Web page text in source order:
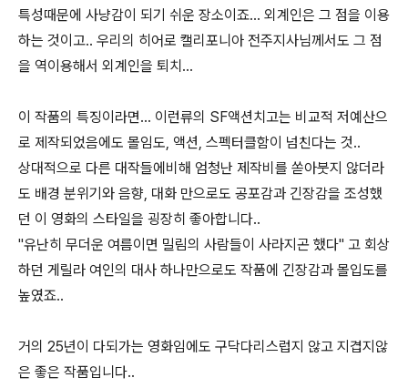
특성때문에 사냥감이 되기 쉬운 장소이죠... 외계인은 그 점을 이용
하는 것이고.. 우리의 히어로 캘리포니아 전주지사님께서도 그 점
을 역이용해서 외계인을 퇴치...
이 작품의 특징이라면... 이런류의 SF액션치고는 비교적 저예산으
로 제작되었음에도 몰임도, 액션, 스펙터클함이 넘친다는 것..
상대적으로 다른 대작들에비해 엄청난 제작비를 쏟아붓지 않더라
도 배경 분위기와 음향, 대화 만으로도 공포감과 긴장감을 조성했
던 이 영화의 스타일을 굉장히 좋아합니다..
"유난히 무더운 여름이면 밀림의 사람들이 사라지곤 했다" 고 회상
하던 게릴라 여인의 대사 하나만으로도 작품에 긴장감과 몰입도를
높였죠..
거의 25년이 다되가는 영화임에도 구닥다리스럽지 않고 지겹지않
은 좋은 작품입니다..